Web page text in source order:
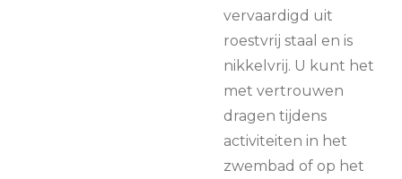
vervaardigd uit
roestvrij staal en is
nikkelvrij. U kunt het
met vertrouwen
dragen tijdens
activiteiten in het
zwembad of op het